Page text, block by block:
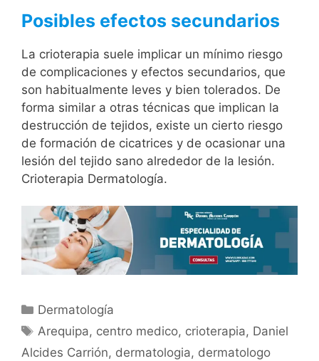
Posibles efectos secundarios
La crioterapia suele implicar un mínimo riesgo
de complicaciones y efectos secundarios, que
son habitualmente leves y bien tolerados. De
forma similar a otras técnicas que implican la
destrucción de tejidos, existe un cierto riesgo
de formación de cicatrices y de ocasionar una
lesión del tejido sano alrededor de la lesión.
Crioterapia Dermatología.
Dermatología
Arequipa, centro medico, crioterapia, Daniel
Alcides Carrión, dermatologia, dermatologo